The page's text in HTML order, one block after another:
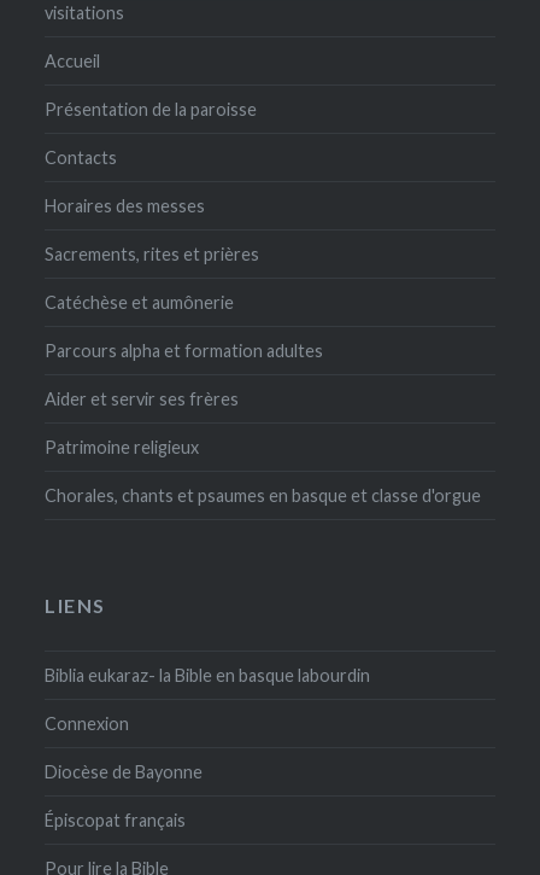
visitations
Accueil
Présentation de la paroisse
Contacts
Horaires des messes
Sacrements, rites et prières
Catéchèse et aumônerie
Parcours alpha et formation adultes
Aider et servir ses frères
Patrimoine religieux
Chorales, chants et psaumes en basque et classe d'orgue
LIENS
Biblia eukaraz- la Bible en basque labourdin
Connexion
Diocèse de Bayonne
Épiscopat français
Pour lire la Bible